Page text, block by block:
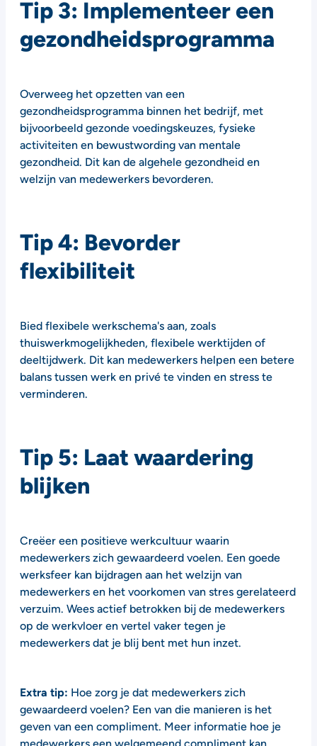
Tip 3: Implementeer een
gezondheidsprogramma
Overweeg het opzetten van een
gezondheidsprogramma binnen het bedrijf, met
bijvoorbeeld gezonde voedingskeuzes, fysieke
activiteiten en bewustwording van mentale
gezondheid. Dit kan de algehele gezondheid en
welzijn van medewerkers bevorderen.
Tip 4: Bevorder
flexibiliteit
Bied flexibele werkschema's aan, zoals
thuiswerkmogelijkheden, flexibele werktijden of
deeltijdwerk. Dit kan medewerkers helpen een betere
balans tussen werk en privé te vinden en stress te
verminderen.
Tip 5: Laat waardering
blijken
Creëer een positieve werkcultuur waarin
medewerkers zich gewaardeerd voelen. Een goede
werksfeer kan bijdragen aan het welzijn van
medewerkers en het voorkomen van stres gerelateerd
verzuim. Wees actief betrokken bij de medewerkers
op de werkvloer en vertel vaker tegen je
medewerkers dat je blij bent met hun inzet.
Extra tip: Hoe zorg je dat medewerkers zich
gewaardeerd voelen? Een van die manieren is het
geven van een compliment. Meer informatie hoe je